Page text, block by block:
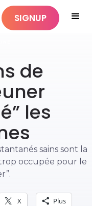
SIGNUP
de
les
sains sont la
occupée pour le
X Plus